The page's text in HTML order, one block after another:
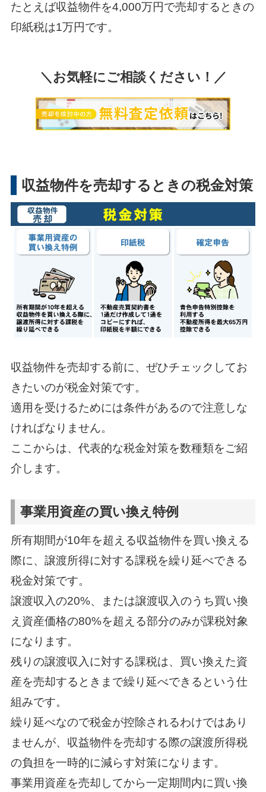
たとえば収益物件を4,000万円で売却するときの
印紙税は1万円です。
＼お気軽にご相談ください！／
収益物件を売却するときの税金対策
収益物件を売却する前に、ぜひチェックしてお
きたいのが税金対策です。
適用を受けるためには条件があるので注意しな
ければなりません。
ここからは、代表的な税金対策を数種類をご紹
介します。
事業用資産の買い換え特例
所有期間が10年を超える収益物件を買い換える
際に、譲渡所得に対する課税を繰り延べできる
税金対策です。
譲渡収入の20%、または譲渡収入のうち買い換
え資産価格の80%を超える部分のみが課税対象
になります。
残りの譲渡収入に対する課税は、買い換えた資
産を売却するときまで繰り延べできるという仕
組みです。
繰り延べなので税金が控除されるわけではあり
ませんが、収益物件を売却する際の譲渡所得税
の負担を一時的に減らす対策になります。
事業用資産を売却してから一定期間内に買い換